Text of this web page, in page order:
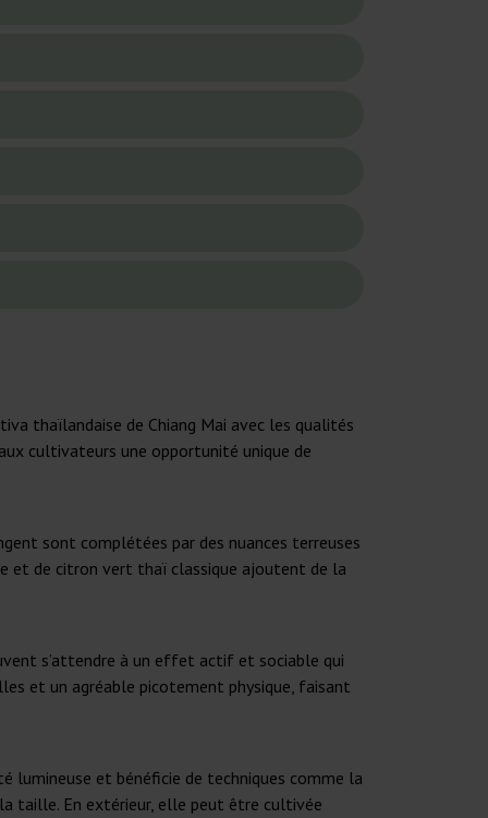
thaïlandaise de Chiang Mai avec les qualités
cultivateurs une opportunité unique de
sont complétées par des nuances terreuses
et de citron vert thaï classique ajoutent de la
s’attendre à un effet actif et sociable qui
et un agréable picotement physique, faisant
lumineuse et bénéficie de techniques comme la
la taille. En extérieur, elle peut être cultivée